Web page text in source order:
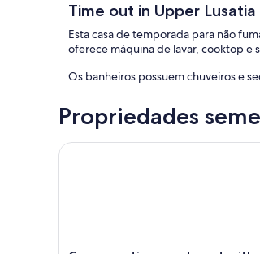
Time out in Upper Lusatia
Esta casa de temporada para não
oferece máquina de lavar, cooktop e
Os banheiros possuem chuveiros e
Propriedades
Cozy vacation apartment with